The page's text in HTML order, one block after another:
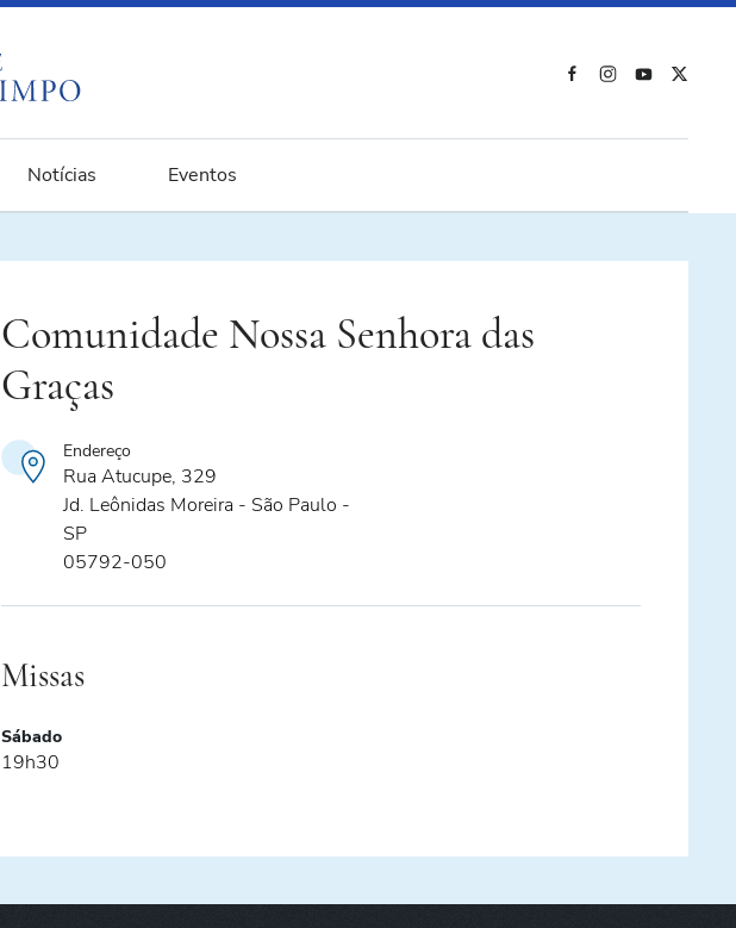
Notícias Eventos
Comunidade Nossa Senhora das
Graças
Endereço
Rua Atucupe, 329
Jd. Leônidas Moreira - São Paulo -
SP
05792-050
Missas
Sábado
19h30